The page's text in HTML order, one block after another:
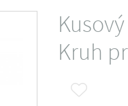
Kruh